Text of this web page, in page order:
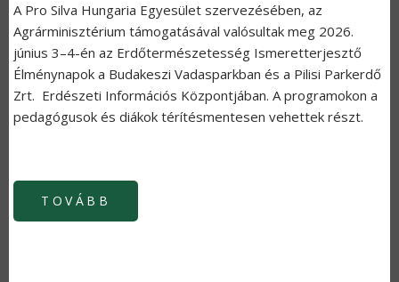
A Pro Silva Hungaria Egyesület szervezésében, az
Agrárminisztérium támogatásával valósultak meg 2026.
június 3–4-én az Erdőtermészetesség Ismeretterjesztő
Élménynapok a Budakeszi Vadasparkban és a Pilisi Parkerdő
Zrt. Erdészeti Információs Központjában. A programokon a
pedagógusok és diákok térítésmentesen vehettek részt.
TOVÁBB